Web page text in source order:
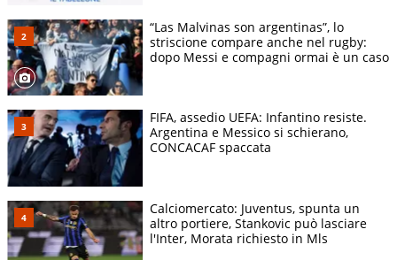
“Las Malvinas son argentinas”, lo
striscione compare anche nel rugby:
dopo Messi e compagni ormai è un caso
FIFA, assedio UEFA: Infantino resiste.
Argentina e Messico si schierano,
CONCACAF spaccata
Calciomercato: Juventus, spunta un
altro portiere, Stankovic può lasciare
l'Inter, Morata richiesto in Mls